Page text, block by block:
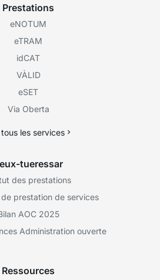
Prestations
eNOTUM
eTRAM
idCAT
VÀLID
eSET
Via Oberta
les services
tueressar
des prestations
prestation de services
AOC 2025
Administration ouverte
Ressources